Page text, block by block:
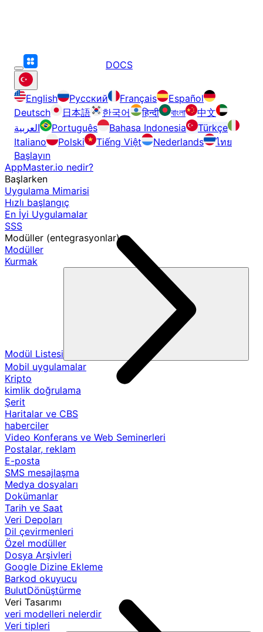
DOCS
English Русский Français
Español
Deutsch
日本語 한국어 हिन्दी বাংলা
中文
العربية
Português Bahasa Indonesia
Türkçe
Italiano
Polski Tiếng Việt Nederlands
ไทย
Başlayın
AppMaster.io nedir?
Başlarken
Uygulama Mimarisi
Hızlı başlangıç
En İyi Uygulamalar
SSS
Modüller (entegrasyonlar)
Modüller
Kurmak
Modül Listesi
Mobil uygulamalar
Kripto
kimlik doğrulama
Şerit
Haritalar ve CBS
haberciler
Video Konferans ve Web Seminerleri
Postalar, reklam
E-posta
SMS mesajlaşma
Medya dosyaları
Dokümanlar
Tarih ve Saat
Veri Depoları
Dil çevirmenleri
Özel modüller
Dosya Arşivleri
Google Dizine Ekleme
Barkod okuyucu
BulutDönüştürme
Veri Tasarımı
veri modelleri nelerdir
Veri tipleri